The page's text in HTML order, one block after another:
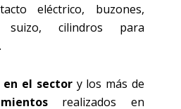
eléctrico, buzones,
suizo, cilindros para
en el sectory los más de
realizados en